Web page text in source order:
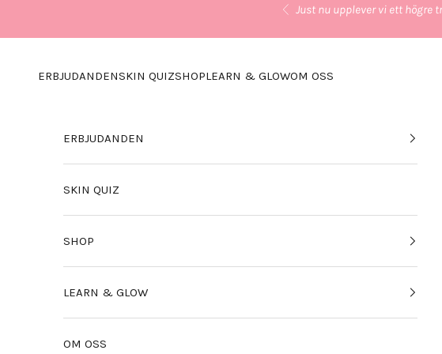
Föregående
Just nu upplever vi ett högre
ERBJUDANDENSKIN QUIZSHOPLEARN & GLOWOM OSS
ERBJUDANDEN
SKIN QUIZ
SHOP
LEARN & GLOW
OM OSS